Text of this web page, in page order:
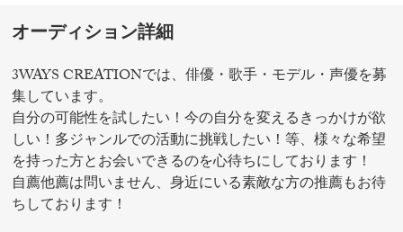
オーディション詳細
3WAYS CREATIONでは、俳優・歌手・モデル・声優を募
集しています。
自分の可能性を試したい！今の自分を変えるきっかけが欲
しい！多ジャンルでの活動に挑戦したい！等、様々な希望
を持った方とお会いできるのを心待ちにしております！
自薦他薦は問いません、身近にいる素敵な方の推薦もお待
ちしております！